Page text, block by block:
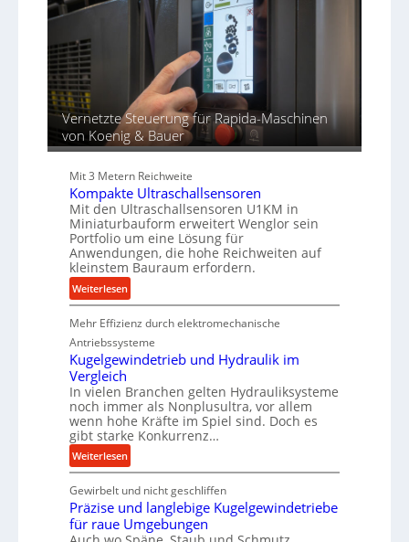
d
r
i
e
P
r
o
d
u
k
t
o
n
i
n
d
e
n
M
i
t
t
Vernetzte Steuerung für Rapida-Maschinen
von Koenig & Bauer
Mit 3 Metern Reichweite
Kompakte Ultraschallsensoren
Mit den Ultraschallsensoren U1KM in
Miniaturbauform erweitert Wenglor sein
Portfolio um eine Lösung für
Anwendungen, die hohe Reichweiten auf
kleinstem Bauraum erfordern.
Weiterlesen:
K
o
m
p
k
t
e
U
l
r
a
s
Mehr Effizienz durch elektromechanische
Antriebssysteme
Kugelgewindetrieb und Hydraulik im
Vergleich
In vielen Branchen gelten Hydrauliksysteme
noch immer als Nonplusultra, vor allem
wenn hohe Kräfte im Spiel sind. Doch es
gibt starke Konkurrenz…
Weiterlesen:
K
u
g
e
Gewirbelt und nicht geschliffen
Präzise und langlebige Kugelgewindetriebe
für raue Umgebungen